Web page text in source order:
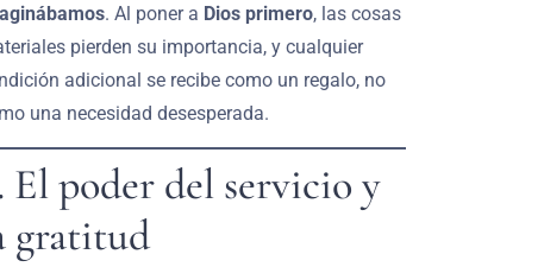
. Al poner a Dios primero, las cosas
pierden su importancia, y cualquier
adicional se recibe como un regalo, no
una necesidad desesperada.
El poder del servicio y
gratitud